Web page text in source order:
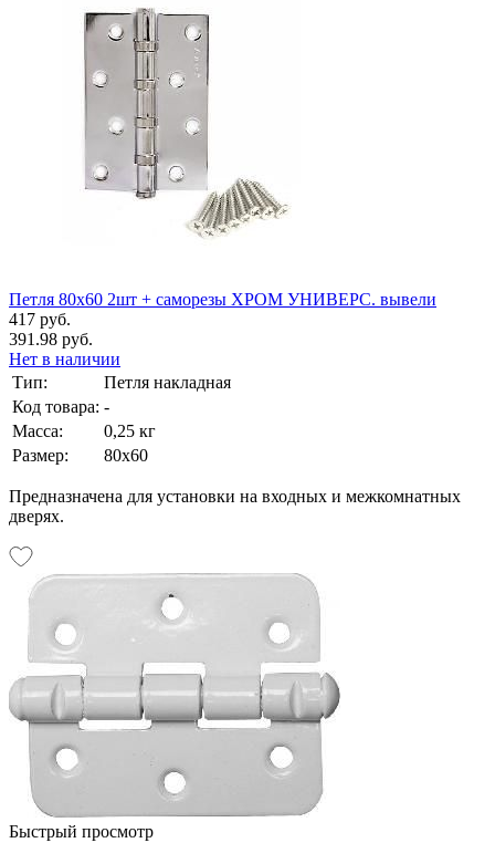
Петля 80х60 2шт + саморезы ХРОМ УНИВЕРС. вывели
417 руб.
391.98 руб.
Нет в наличии
Тип:
Петля накладная
Код товара: -
Масса:
0,25 кг
Размер:
80х60
Предназначена для установки на входных и межкомнатных
дверях.
Быстрый просмотр